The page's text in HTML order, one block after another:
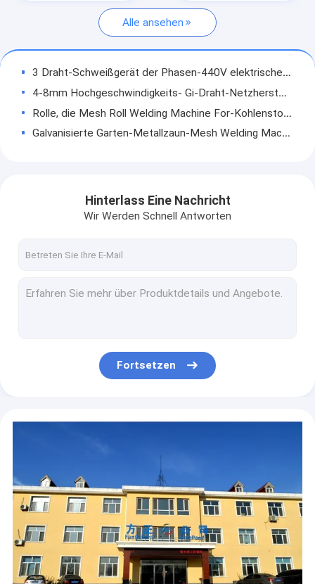
Draht Mesh Bending Machine
Alle ansehen
3 Draht-Schweißgerät der Phasen-440V elektrisches mit Luftfilter-Gerät
4-8mm Hochgeschwindigkeits- Gi-Draht-Netzherstellungs-Maschine Dreh-Flip Code Network
Rolle, die Mesh Roll Welding Machine For-Kohlenstoffstahl des Draht-Q235 verbiegt
Galvanisierte Garten-Metallzaun-Mesh Welding Machine With Wearable-Elektroden gehen voran
Grau 60mal/minimale multi Punkt-Punktschweissen-Maschine für Galerie des erdverlegten Rohrs
Pneumatische verbiegende Maschinen-Programmierungsanpassungen ISO-Breiten-3300mm
Motorantrieb richtete geschweißten Draht Mesh Machine For Construction Mesh gerade
150KVA, das Mesh Machine With Online Bending für Zaun Panel schweißt
Sichere Zaun-Mesh Welding Machine PLC Programmierungssteuerung der Breiten-3300mm
Hochfrequenzschweißgerät 415V 50Hz für Masche der Breiten-3000mm
Hinterlass Eine Nachricht
Wir Werden Schnell Antworten
Fortsetzen